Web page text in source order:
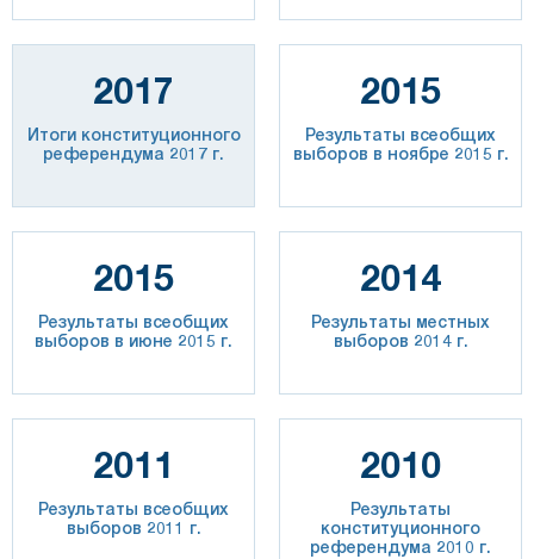
2017
Итоги конституционного
референдума 2017 г.
2015
Результаты всеобщих
выборов в ноябре 2015 г.
2015
Результаты всеобщих
выборов в июне 2015 г.
2014
Результаты местных
выборов 2014 г.
2011
Результаты всеобщих
выборов 2011 г.
2010
Результаты
конституционного
референдума 2010 г.